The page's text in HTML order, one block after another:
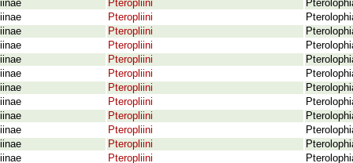
Pteropliini
Pteropliini
Pteropliini
Pteropliini
Pteropliini
Pteropliini
Pteropliini
Pteropliini
Pteropliini
Pteropliini
Pteropliini
Pteropliini